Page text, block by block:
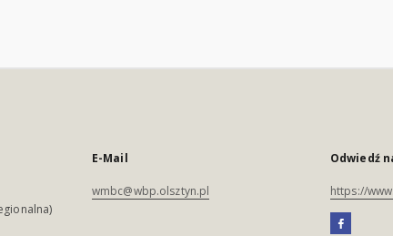
E-Mail
wmbc@wbp.olsztyn.pl
Odwiedź
https://